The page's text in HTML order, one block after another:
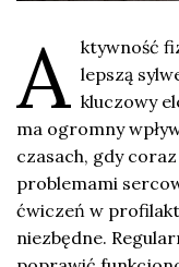
A ktywność
lepszą
kluczowy
ma ogromny
czasach, gdy
problemami
ćwiczeń w
niezbędne.